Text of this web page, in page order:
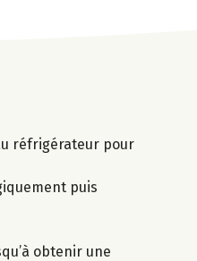
réfrigérateur pour
puis
obtenir une